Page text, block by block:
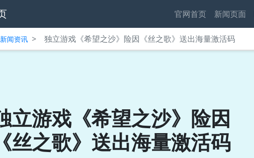
官网首页 新闻页面
闻资讯 > 独立游戏《希望之沙》险因《丝之歌》送出海量激活码
立游戏《希望之沙》险因
丝之歌》送出海量激活码